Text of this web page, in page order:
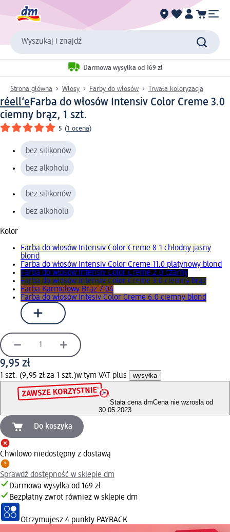
Wyszukaj i znajdź
Darmowa wysyłka od 169 zł
Strona główna Włosy Farby do włosów Trwała koloryzacja
réell‘eFarba do włosów Intensiv Color Creme 3.0
ciemny brąz, 1 szt.
5 (1 ocena)
bez silikonów
bez alkoholu
bez silikonów
bez alkoholu
Kolor
Farba do włosów Intensiv Color Creme 8.1 chłodny jasny
blond
Farba do włosów Intensiv Color Creme 11.0 platynowy blond
Farba do włosów Intensiv Color Creme 2.0 czarny
Farba do włosów Intensiv Color Creme 3.0 ciemny brąz
Farba Karmelowy Brąz 7.04
Farba do włosów Intesiv Color Creme 6.0 ciemny blond
9,95 zł
1 szt. (9,95 zł za 1 szt.)w tym VAT plus wysyłka
Stała cena dmCena nie wzrosła od
30.05.2023
Do koszyka
Chwilowo niedostępny z dostawą
Sprawdź dostępność w sklepie dm
Darmowa wysyłka od 169 zł
Bezpłatny zwrot również w sklepie dm
Otrzymujesz 4 punkty PAYBACK